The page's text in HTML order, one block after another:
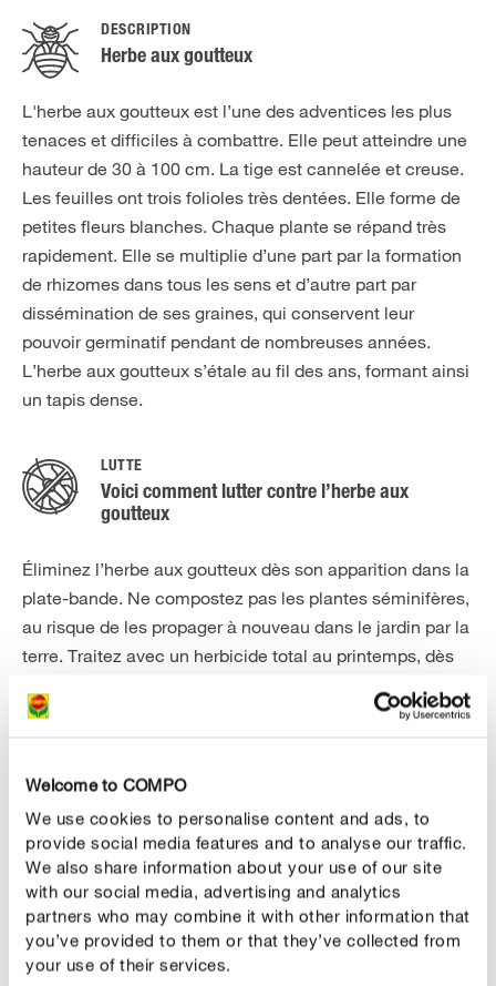
Welcome to COMPO
We use cookies to personalise content and ads, to
provide social media features and to analyse our traffic.
We also share information about your use of our site
with our social media, advertising and analytics
partners who may combine it with other information that
you’ve provided to them or that they’ve collected from
your use of their services.
DESCRIPTION
Herbe aux goutteux
L'herbe aux goutteux est l’une des adventices les plus
tenaces et difficiles à combattre. Elle peut atteindre une
hauteur de 30 à 100 cm. La tige est cannelée et creuse.
Les feuilles ont trois folioles très dentées. Elle forme de
petites fleurs blanches. Chaque plante se répand très
rapidement. Elle se multiplie d’une part par la formation
de rhizomes dans tous les sens et d’autre part par
dissémination de ses graines, qui conservent leur
pouvoir germinatif pendant de nombreuses années.
L’herbe aux goutteux s’étale au fil des ans, formant ainsi
un tapis dense.
LUTTE
Voici comment lutter contre l’herbe aux
goutteux
Éliminez l’herbe aux goutteux dès son apparition dans la
plate-bande. Ne compostez pas les plantes séminifères,
au risque de les propager à nouveau dans le jardin par la
terre. Traitez avec un herbicide total au printemps, dès
attention : il n'y a plus d'herbicides sélectifs sur le
pelouse!
Produits pour lutter contre l’herbe aux goutteux